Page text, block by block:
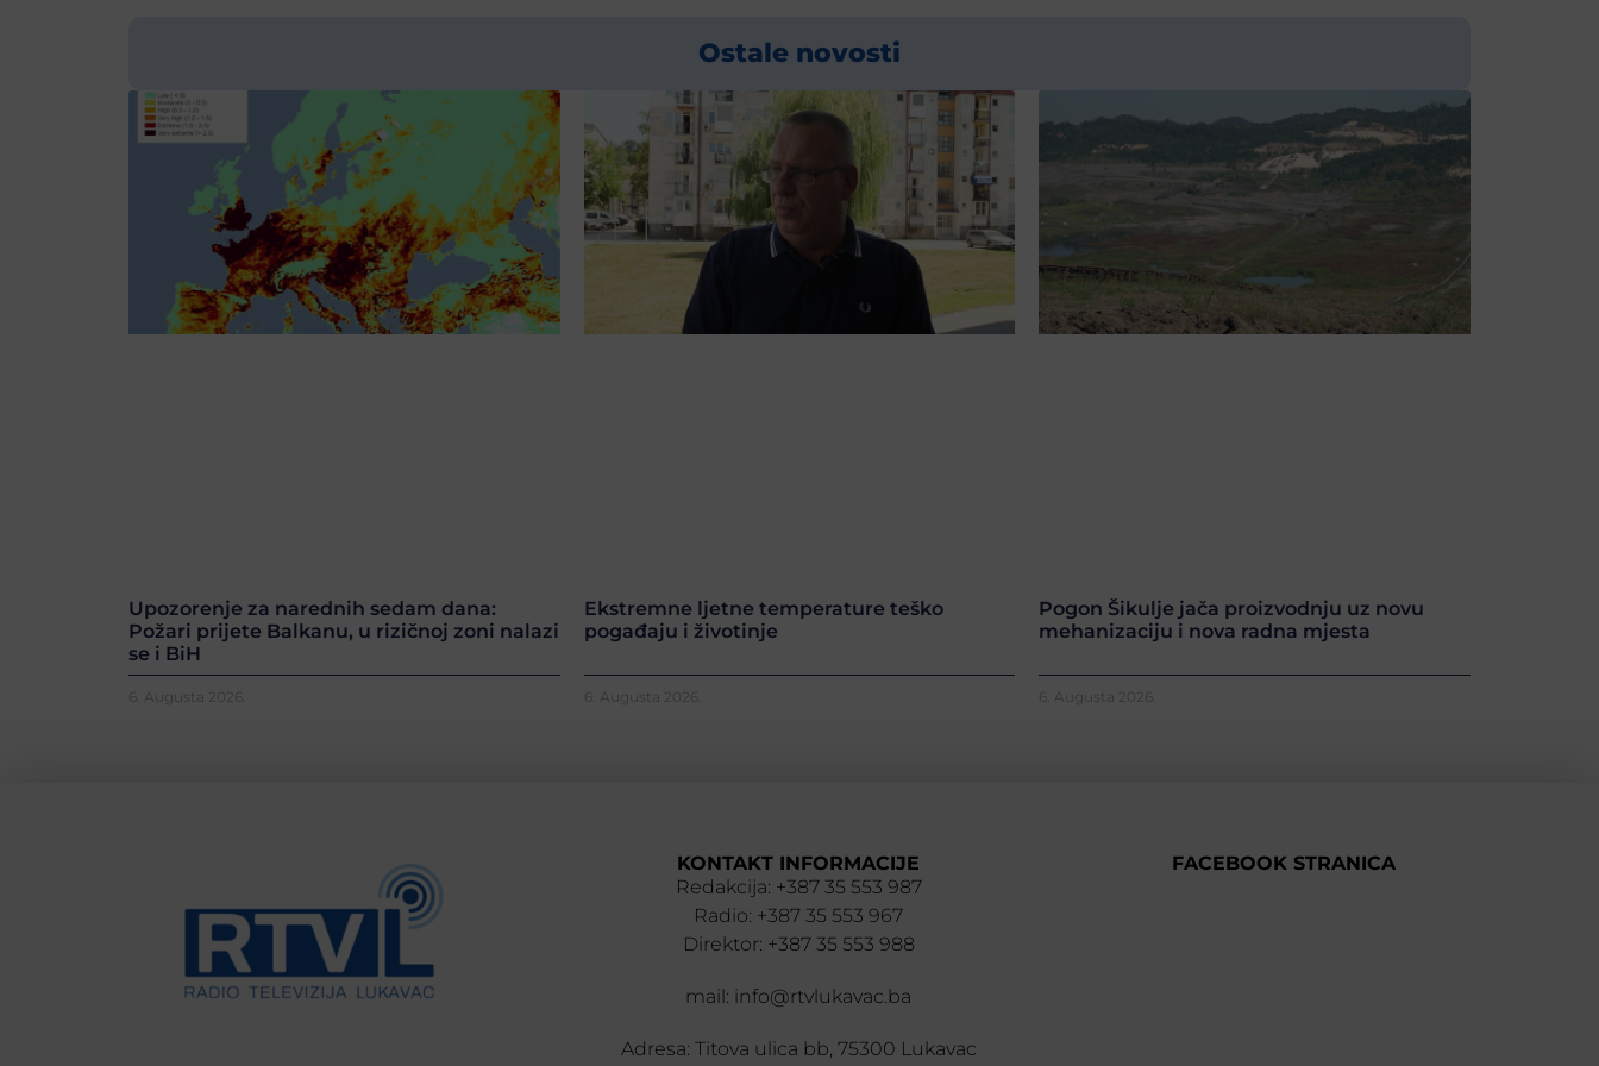
Ostale novosti
Upozorenje za narednih sedam dana:
Požari prijete Balkanu, u rizičnoj zoni nalazi
se i BiH
6. Augusta 2026.
Ekstremne ljetne temperature teško
pogađaju i životinje
6. Augusta 2026.
Pogon Šikulje jača proizvodnju uz novu
mehanizaciju i nova radna mjesta
6. Augusta 2026.
KONTAKT INFORMACIJE
Redakcija: +387 35 553 987
Radio: +387 35 553 967
Direktor: +387 35 553 988
mail: info@rtvlukavac.ba
Adresa: Titova ulica bb, 75300 Lukavac
FACEBOOK STRANICA